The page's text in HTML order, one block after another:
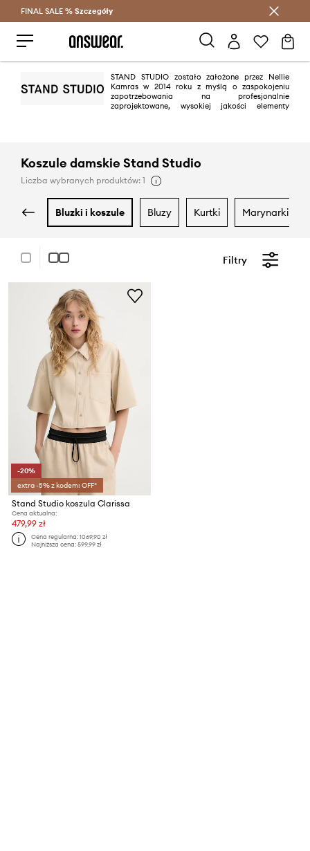
Oszczędzaj z Answear Club >
FINAL SALE % Szczegóły
STAND STUDIO zostało założone przez Nellie
Kamras w 2014 roku z myślą o zaspokojeniu
zapotrzebowania na profesjonalnie
zaprojektowane, wysokiej jakości elementy
kultową skandynawską prostotą. Dwoistość pomiędzy czymś szykownym,
a codziennym strojem to jedna z głównych wytycznych STAND STUDIO
podczas tworzenia kolekcji.
Koszule damskie Stand Studio
Liczba wybranych produktów: 1
bluzki i koszule bluzy kurtki marynarki i
Filtry
-20%
extra -5% z kodem: OFF*
Stand Studio koszula Clarissa
Cena aktualna:
479,99 zł
Cena regularna:1069,90 zł
Najniższa cena:599,99 zł